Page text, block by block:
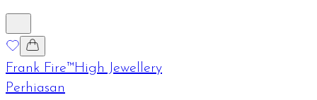
Frank Fire™High Jewellery
Perhiasan